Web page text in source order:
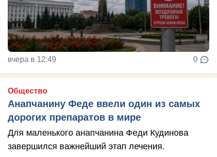
вчера в 12:49 0
Общество
Анапчанину Феде ввели один из самых
дорогих препаратов в мире
Для маленького анапчанина Феди Кудинова
завершился важнейший этап лечения.